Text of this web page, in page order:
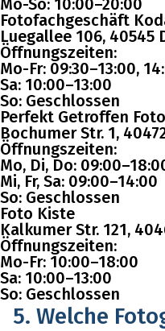
Mo-So: 10:00–20:00
Fotofachgeschäft
Luegallee 106, 40545
Öffnungszeiten:
Mo-Fr: 09:30–13:00,
Sa: 10:00–13:00
So: Geschlossen
Perfekt Getroffen
Bochumer Str. 1,
Öffnungszeiten:
Mo, Di, Do:
Mi, Fr, Sa: 09:00–14:00
So: Geschlossen
Foto Kiste
Kalkumer Str. 121,
Öffnungszeiten:
Mo-Fr: 10:00–18:00
Sa: 10:00–13:00
So: Geschlossen
5. Welche